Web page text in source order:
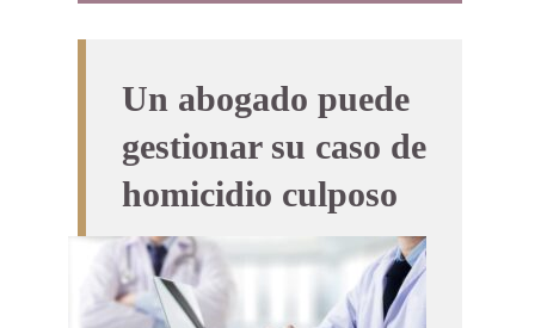
Un abogado puede
gestionar su caso de
homicidio culposo